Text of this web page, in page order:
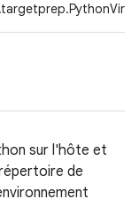
sur l'hôte et
de